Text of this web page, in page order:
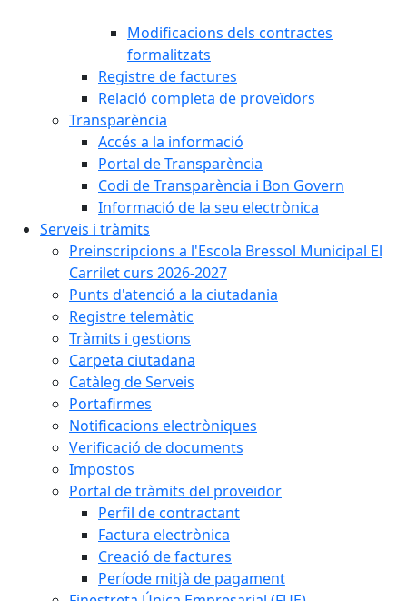
Modificacions dels contractes
formalitzats
Registre de factures
Relació completa de proveïdors
Transparència
Accés a la informació
Portal de Transparència
Codi de Transparència i Bon Govern
Informació de la seu electrònica
Serveis i tràmits
Preinscripcions a l'Escola Bressol Municipal El
Carrilet curs 2026-2027
Punts d'atenció a la ciutadania
Registre telemàtic
Tràmits i gestions
Carpeta ciutadana
Catàleg de Serveis
Portafirmes
Notificacions electròniques
Verificació de documents
Impostos
Portal de tràmits del proveïdor
Perfil de contractant
Factura electrònica
Creació de factures
Període mitjà de pagament